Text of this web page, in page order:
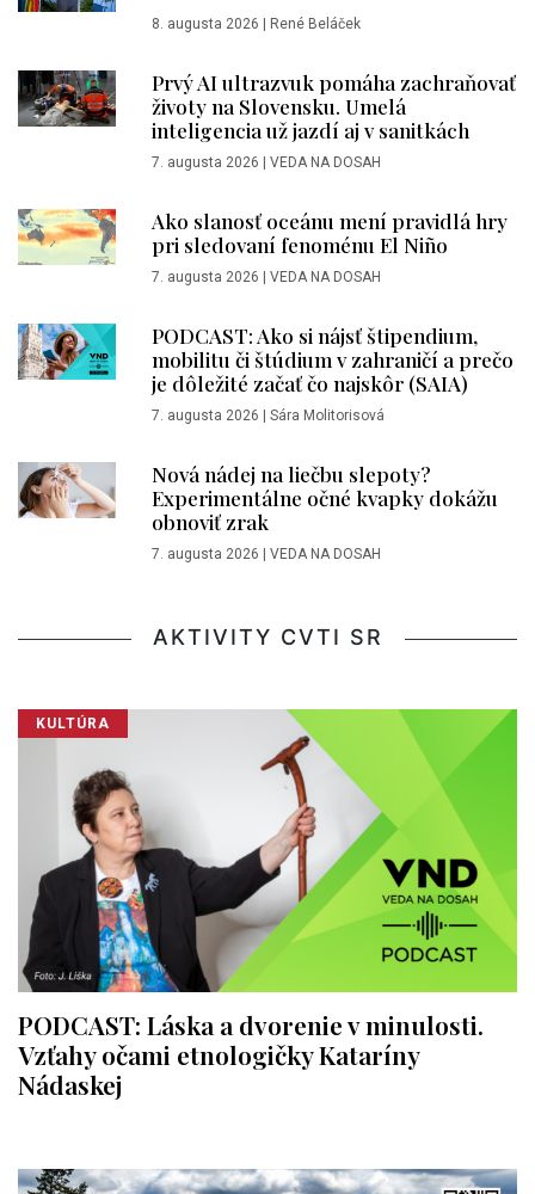
8. augusta 2026 René Beláček
Prvý AI ultrazvuk pomáha zachraňovať
životy na Slovensku. Umelá
inteligencia už jazdí aj v sanitkách
7. augusta 2026 VEDA NA DOSAH
Ako slanosť oceánu mení pravidlá hry
pri sledovaní fenoménu El Niño
7. augusta 2026 VEDA NA DOSAH
PODCAST: Ako si nájsť štipendium,
mobilitu či štúdium v zahraničí a prečo
je dôležité začať čo najskôr (SAIA)
7. augusta 2026 Sára Molitorisová
Nová nádej na liečbu slepoty?
Experimentálne očné kvapky dokážu
obnoviť zrak
7. augusta 2026 VEDA NA DOSAH
AKTIVITY CVTI SR
KULTÚRA
PODCAST: Láska a dvorenie v minulosti.
Vzťahy očami etnologičky Kataríny
Nádaskej